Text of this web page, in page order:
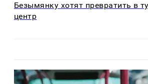
Безымянку хотят превратить в
центр